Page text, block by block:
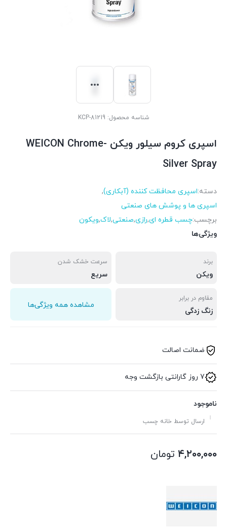
شناسه محصول: KCP-81219
اسپری کروم سیلور ویکن WEICON Chrome-
Silver Spray
دسته:اسپری محافظت کننده (آبکاری),
اسپری ها و پوشش های صنعتی
برچسب:چسب قطره ای,رازی,صنعتی,لاک,ویکون
ویژگی‌ها
برند
ویکن
سرعت خشک شدن
سریع
مقاوم در برابر
زنگ زدگی
مشاهده همه ویژگی‌ها
ضمانت اصالت
7 روز گارانتی بازگشت وجه
ناموجود
ارسال توسط خانه چسب
۴,۲۰۰,۰۰۰ تومان